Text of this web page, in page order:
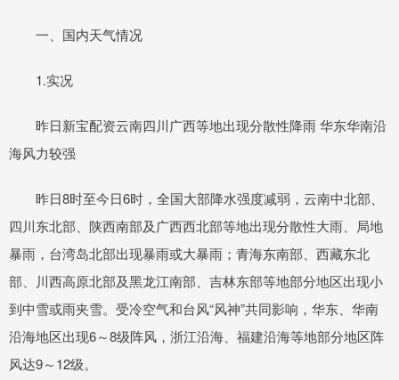
一、国内天气情况
1.实况
昨日新宝配资云南四川广西等地出现分散性降雨 华东华南沿
海风力较强
昨日8时至今日6时，全国大部降水强度减弱，云南中北部、
四川东北部、陕西南部及广西西北部等地出现分散性大雨、局地
暴雨，台湾岛北部出现暴雨或大暴雨；青海东南部、西藏东北
部、川西高原北部及黑龙江南部、吉林东部等地部分地区出现小
到中雪或雨夹雪。受冷空气和台风“风神”共同影响，华东、华南
沿海地区出现6～8级阵风，浙江沿海、福建沿海等地部分地区阵
风达9～12级。